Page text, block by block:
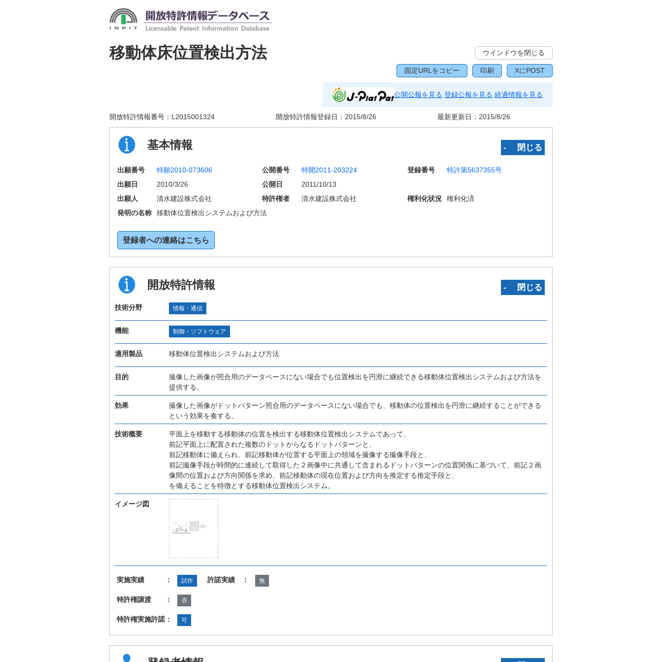
移動体床位置検出方法 ウインドウを閉じる
固定URLをコピー 印刷 XにPOST
公開公報を見る 登録公報を見る 経過情報を見る
開放特許情報番号： L2015001324 開放特許情報登録日： 2015/8/26 最新更新日： 2015/8/26
基本情報 ‐ 閉じる
出願番号 特願2010-073606 公開番号 特開2011-203224 登録番号
特許第5637355号
出願日
2010/3/26 公開日
2011/10/13
出願人
清水建設株式会社 特許権者 清水建設株式会社 権利化状況
権利化済
発明の名称
移動体位置検出システムおよび方法
登録者への連絡はこちら
開放特許情報 ‐ 閉じる
技術分野 情報・通信
機能 制御・ソフトウェア
適用製品 移動体位置検出システムおよび方法
目的
撮像した画像が照合用のデータベースにない場合でも位置検出を円滑に継続できる移動体位置検出システムおよび方法を
提供する。
効果
撮像した画像がドットパターン照合用のデータベースにない場合でも、移動体の位置検出を円滑に継続することができる
という効果を奏する。
技術概要
平面上を移動する移動体の位置を検出する移動体位置検出システムであって、
前記平面上に配置された複数のドットからなるドットパターンと、
前記移動体に備えられ、前記移動体が位置する平面上の領域を撮像する撮像手段と、
前記撮像手段が時間的に連続して取得した２画像中に共通して含まれるドットパターンの位置関係に基づいて、前記２画
像間の位置および方向関係を求め、前記移動体の現在位置および方向を推定する推定手段と、
を備えることを特徴とする移動体位置検出システム。
イメージ図
実施実績 ： 試作 許諾実績 ： 無
特許権譲渡 ： 否
特許権実施許諾： 可